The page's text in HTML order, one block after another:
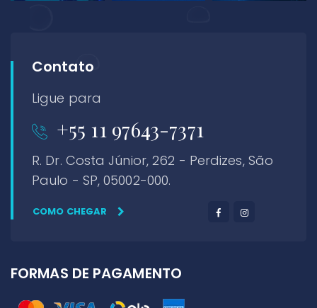
Contato
Ligue para
+55 11 97643-7371
R. Dr. Costa Júnior, 262 - Perdizes, São
Paulo - SP, 05002-000.
COMO CHEGAR
FORMAS DE PAGAMENTO